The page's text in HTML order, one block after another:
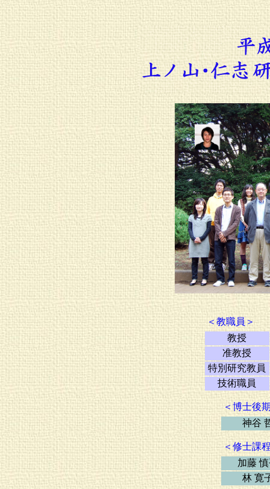
＜教職員＞
教授
准教授
特別研究教員
技術職員
＜博士後
神谷
＜修士課
加藤
林 寛